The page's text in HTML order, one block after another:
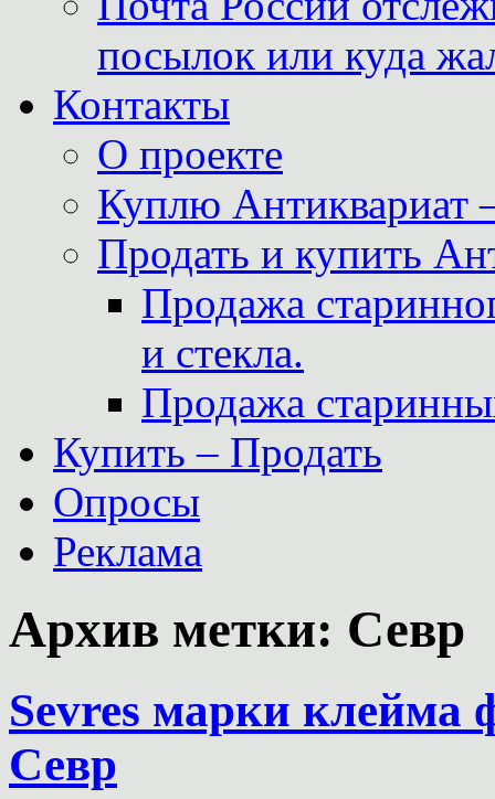
посылок или куда
Контакты
О проекте
Куплю Антиквариат
Продать и купить
Продажа
и стекла.
Продажа
Купить – Продать
Опросы
Реклама
Архив метки: Севр
Sevres марки клейма
Севр